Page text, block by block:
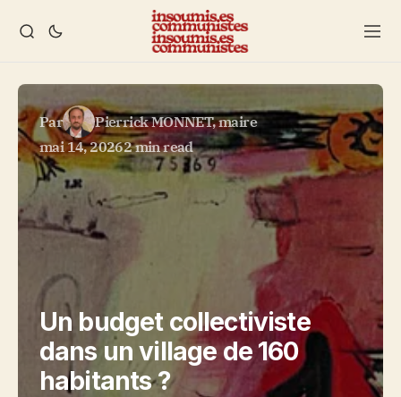
Par
Pierrick MONNET, maire
mai 14, 20262 min read
Un budget collectiviste
dans un village de 160
habitants ?